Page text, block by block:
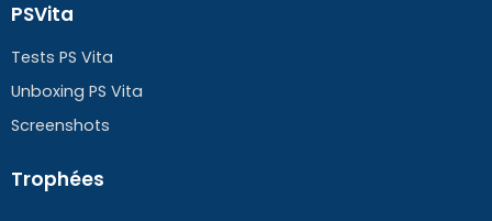
PSVita
Tests PS Vita
Unboxing PS Vita
Screenshots
Trophées